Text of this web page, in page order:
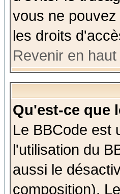
vous ne
les droits
Revenir en
Qu'est-ce que
Le BBCode est
l'utilisation du
aussi le
composition).